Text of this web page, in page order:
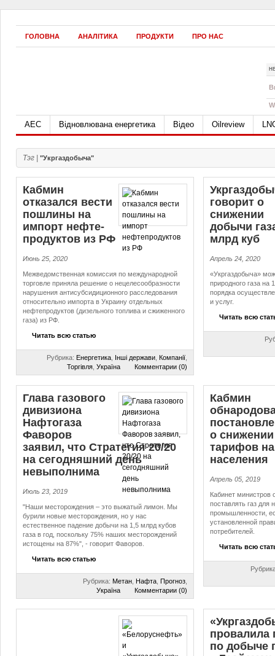
ГОЛОВНА АНАЛІТИКА ПРОДУКТИ ПРО НАС
АЕС Відновлювана енергетика Відео Oilreview
Тэг | "Укргаздобыча"
Кабмин
отказался вести
пошлины на
импорт неф­те­
про­дук­тов из РФ
Июнь 25, 2020
Межведомственная комиссия по международной
торговле приняла решение о нецелесообразности
нарушения антисубсидиционного расследования
относительно импорта в Украину отдельных
нефтепродуктов (дизельного топлива и сжиженного
газа) из РФ.
Читать всю статью
Рубрика: Енергетика Інші держави Компанії
Торгівля Україна Комментарии (0)
говорит о
снижении
добычи
млрд куб
Апрель 24, 2020
«Укргаздобыча»
природного газа на
порядка
и услуг.
Читать всю
Глава газового
дивизиона
Нафтогаза
Фаворов
заявил, что Стратегия 20/20
на сегодняшний день
невыполнима
Июль 23, 2019
"Наши месторождения – это выжатый лимон. Мы
бурили новые месторождения, но у нас
естественное падение добычи на 1,5 млрд кубов
газа в год, поскольку 75% наших месторождений
истощены на 87%", - говорит Фаворов.
Читать всю статью
Рубрика: Метан Нафта Прогноз
Україна
Комментарии (0)
Кабмин
о снижении
тарифов на
населения
Апрель 05, 2019
Кабинет министров
поставлять газ для
промышленности,
установленной
потребителей.
Читать всю
провалила
по добыче